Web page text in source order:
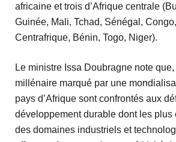
africaine et trois d’Afrique centrale
Guinée, Mali, Tchad, Sénégal,
Centrafrique, Bénin, Togo, Niger).
Le ministre Issa Doubragne note
millénaire marqué par une
pays d’Afrique sont confrontés aux
développement durable dont les plus
des domaines industriels et